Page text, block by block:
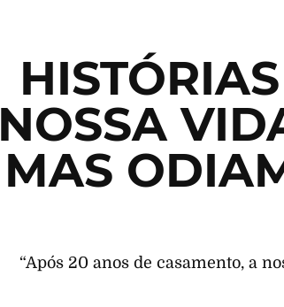
NOSSA
MAS
“Após 20 anos de casamento, a